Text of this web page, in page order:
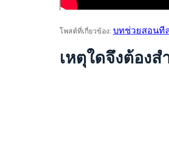
โพสต์ที่เกี่ยวข้อง: บทช่วยสอนที
เหตุใดจึงต้องส